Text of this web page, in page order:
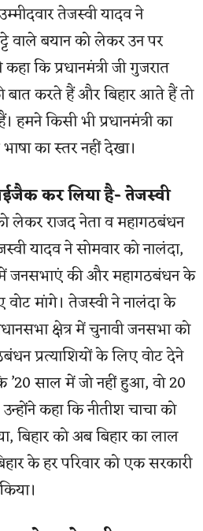
तेजस्वी यादव ने
वाले बयान को लेकर उन पर
कि प्रधानमंत्री जी गुजरात
बात करते हैं और बिहार आते हैं तो
किसी भी प्रधानमंत्री का
का स्तर नहीं देखा।
कर लिया है- तेजस्वी
लेकर राजद नेता व महागठबंधन
यादव ने सोमवार को नालंदा,
जनसभाएं की और महागठबंधन के
वोट मांगे। तेजस्वी ने नालंदा के
क्षेत्र में चुनावी जनसभा को
प्रत्याशियों के लिए वोट देने
साल में जो नहीं हुआ, वो 20
कहा कि नीतीश चाचा को
बिहार को अब बिहार का लाल
के हर परिवार को एक सरकारी